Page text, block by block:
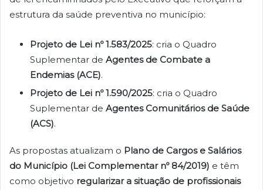
estrutura da saúde preventiva no município:
Projeto de Lei nº 1.583/2025: cria o Quadro
Suplementar de Agentes de Combate a
Endemias (ACE).
Projeto de Lei nº 1.590/2025: cria o Quadro
Suplementar de Agentes Comunitários de Saúde
(ACS).
As propostas atualizam o Plano de Cargos e Salários
do Município (Lei Complementar nº 84/2019) e têm
como objetivo regularizar a situação de profissionais